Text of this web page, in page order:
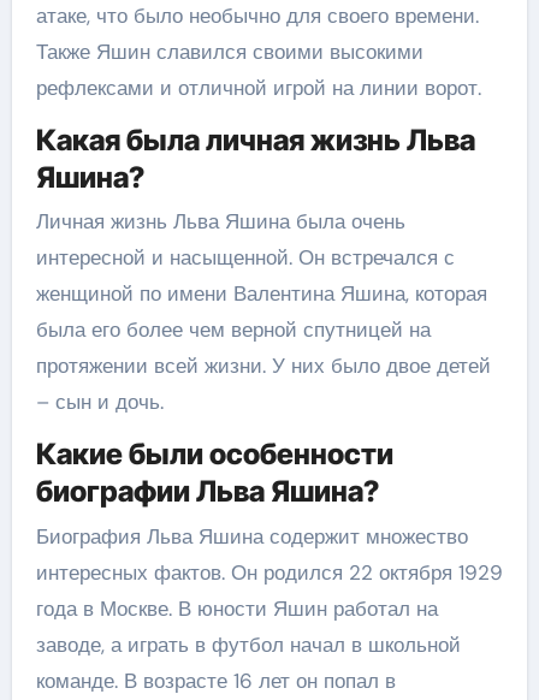
атаке, что было необычно для своего времени.
Также Яшин славился своими высокими
рефлексами и отличной игрой на линии ворот.
Какая была личная жизнь Льва
Яшина?
Личная жизнь Льва Яшина была очень
интересной и насыщенной. Он встречался с
женщиной по имени Валентина Яшина, которая
была его более чем верной спутницей на
протяжении всей жизни. У них было двое детей
– сын и дочь.
Какие были особенности
биографии Льва Яшина?
Биография Льва Яшина содержит множество
интересных фактов. Он родился 22 октября 1929
года в Москве. В юности Яшин работал на
заводе, а играть в футбол начал в школьной
команде. В возрасте 16 лет он попал в